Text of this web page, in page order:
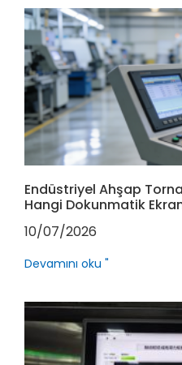
Endüstriyel Ahşap
Hangi Dokunmatik
10/07/2026
Devamını oku "